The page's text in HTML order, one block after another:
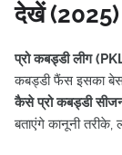
देखें (2025)
प्रो कबड्डी लीग
कबड्डी फैंस इसका
कैसे प्रो कबड्डी
बताएंगे कानूनी